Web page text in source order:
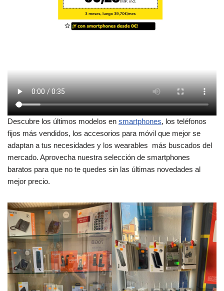
Descubre los últimos modelos en smartphones, los teléfonos
fijos más vendidos, los accesorios para móvil que mejor se
adaptan a tus necesidades y los wearables más buscados del
mercado. Aprovecha nuestra selección de smartphones
baratos para que no te quedes sin las últimas novedades al
mejor precio.